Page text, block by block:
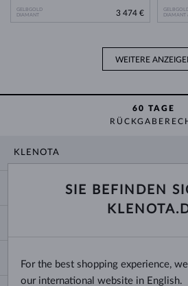
GELBGOLD
DIAMANT
3 474 €
DIAMANT
WEITERE
60 TAGE
KLENOTA
BLOG
ZAHLUNG UND VERSAND
TRAURINGE AUSWÄHLEN
KETTENGRÖSSEN UND -ARTEN
SIE BEFINDEN
For the best shopping experience,
our international website in English.